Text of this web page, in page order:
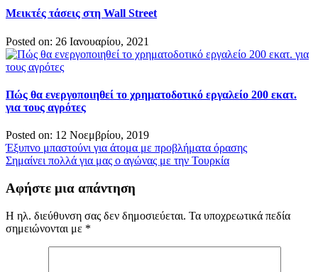
Μεικτές τάσεις στη Wall Street
Posted on: 26 Ιανουαρίου, 2021
Πώς θα ενεργοποιηθεί το χρηματοδοτικό εργαλείο 200 εκατ.
για τους αγρότες
Posted on: 12 Νοεμβρίου, 2019
Πλοήγηση
άρθρων
Έξυπνο μπαστούνι για άτομα με προβλήματα όρασης
Σημαίνει πολλά για μας ο αγώνας με την Τουρκία
Αφήστε μια απάντηση
Η ηλ. διεύθυνση σας δεν δημοσιεύεται. Τα υποχρεωτικά πεδία
σημειώνονται με *